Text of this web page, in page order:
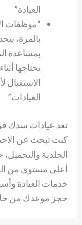
العيادة”
“موظفات
بالمرة،
بمساعدة
يحتاجها
الاستقبال
العيادات”
تعد عيادات سدك
كنت تبحث عن
الجلدية
أعلى مستوى من
خدمات العيادة
حجز موعدك من